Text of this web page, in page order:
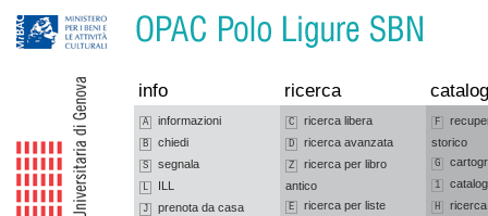
info ricerca
A informazioni
B chiedi
S segnala
L ILL
J prenota da casa
C ricerca libera
D ricerca avanzata
Z
ricerca per libro
antico
E ricerca per liste
F
storico
G
1
H ricerca